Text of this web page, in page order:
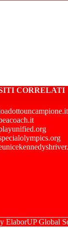
CORRELATI
ElaborUP Global